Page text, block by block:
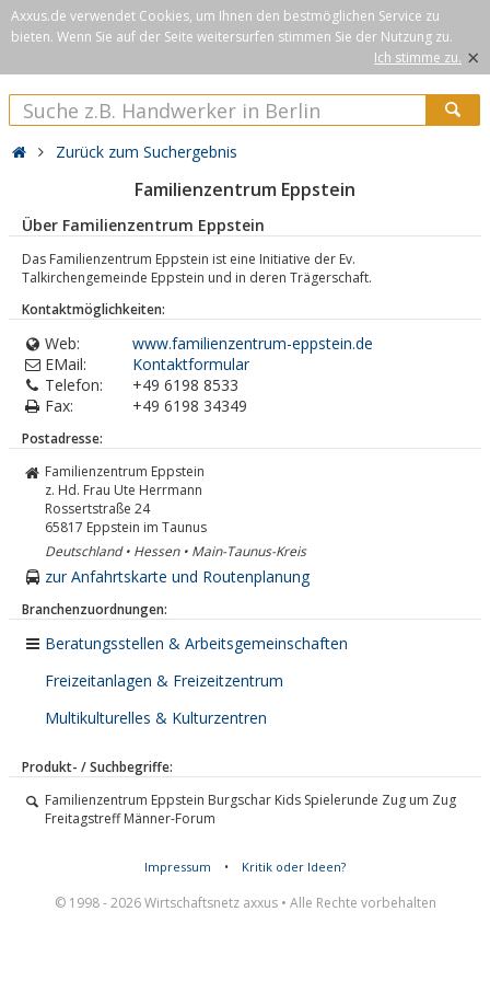
Axxus.de verwendet Cookies, um Ihnen den bestmöglichen Service zu
bieten. Wenn Sie auf der Seite weitersurfen stimmen Sie der Nutzung zu.
Ich stimme zu. ×
Zurück zum Suchergebnis
Familienzentrum Eppstein
Über Familienzentrum Eppstein
Das Familienzentrum Eppstein ist eine Initiative der Ev.
Talkirchengemeinde Eppstein und in deren Trägerschaft.
Kontaktmöglichkeiten:
Web:
www.familienzentrum-eppstein.de
EMail:
Kontaktformular
Telefon:
+49 6198 8533
Fax:
+49 6198 34349
Postadresse:
Familienzentrum Eppstein
z. Hd. Frau Ute Herrmann
Rossertstraße 24
65817 Eppstein im Taunus
Deutschland • Hessen • Main-Taunus-Kreis
zur Anfahrtskarte und Routenplanung
Branchenzuordnungen:
Beratungsstellen & Arbeitsgemeinschaften
Freizeitanlagen & Freizeitzentrum
Multikulturelles & Kulturzentren
Produkt- / Suchbegriffe:
Familienzentrum Eppstein Burgschar Kids Spielerunde Zug um Zug
Freitagstreff Männer-Forum
Impressum • Kritik oder Ideen?
© 1998 - 2026 Wirtschaftsnetz axxus • Alle Rechte vorbehalten